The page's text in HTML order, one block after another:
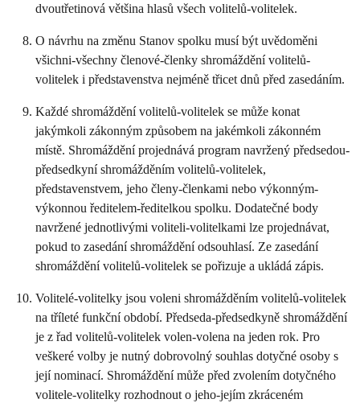
dvoutřetinová většina hlasů všech volitelů-volitelek.
O návrhu na změnu Stanov spolku musí být uvědoměni
všichni-všechny členové-členky shromáždění volitelů-
volitelek i představenstva nejméně třicet dnů před zasedáním.
Každé shromáždění volitelů-volitelek se může konat
jakýmkoli zákonným způsobem na jakémkoli zákonném
místě. Shromáždění projednává program navržený předsedou-
předsedkyní shromážděním volitelů-volitelek,
představenstvem, jeho členy-členkami nebo výkonným-
výkonnou ředitelem-ředitelkou spolku. Dodatečné body
navržené jednotlivými voliteli-volitelkami lze projednávat,
pokud to zasedání shromáždění odsouhlasí. Ze zasedání
shromáždění volitelů-volitelek se pořizuje a ukládá zápis.
Volitelé-volitelky jsou voleni shromážděním volitelů-volitelek
na tříleté funkční období. Předseda-předsedkyně shromáždění
je z řad volitelů-volitelek volen-volena na jeden rok. Pro
veškeré volby je nutný dobrovolný souhlas dotyčné osoby s
její nominací. Shromáždění může před zvolením dotyčného
volitele-volitelky rozhodnout o jeho-jejím zkráceném